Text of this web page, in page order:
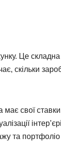
Це складна
скільки
має свої
та портфоліо